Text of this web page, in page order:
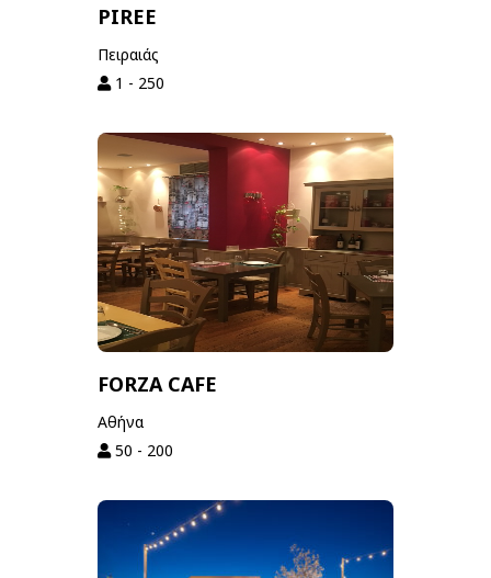
PIREE
Πειραιάς
1 - 250
FORZA CAFE
Αθήνα
50 - 200